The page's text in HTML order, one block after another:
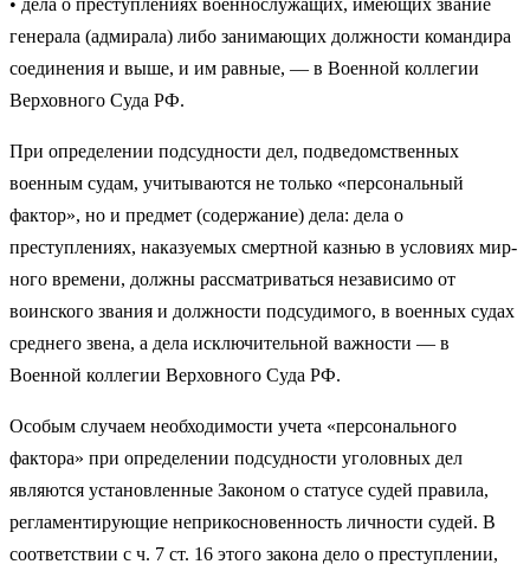
• дела о преступлениях военнослужащих, имеющих звание
генерала (адмирала) либо занимающих должности командира
соединения и выше, и им равные, — в Военной коллегии
Верховного Суда РФ.
При определении подсудности дел, подведомственных
военным судам, учитываются не только «персональный
фактор», но и предмет (содержание) дела: дела о
преступлениях, наказуемых смертной казнью в условиях мир­
ного времени, должны рассматриваться независимо от
воинского звания и должности подсудимого, в военных судах
среднего звена, а дела исключи­тельной важности — в
Военной коллегии Верховного Суда РФ.
Особым случаем необходимости учета «персонального
фактора» при определении подсудности уголовных дел
являются установленные Законом о статусе судей правила,
регламентирующие неприкосновенность личности судей. В
соответствии с ч. 7 ст. 16 этого закона дело о преступлении,